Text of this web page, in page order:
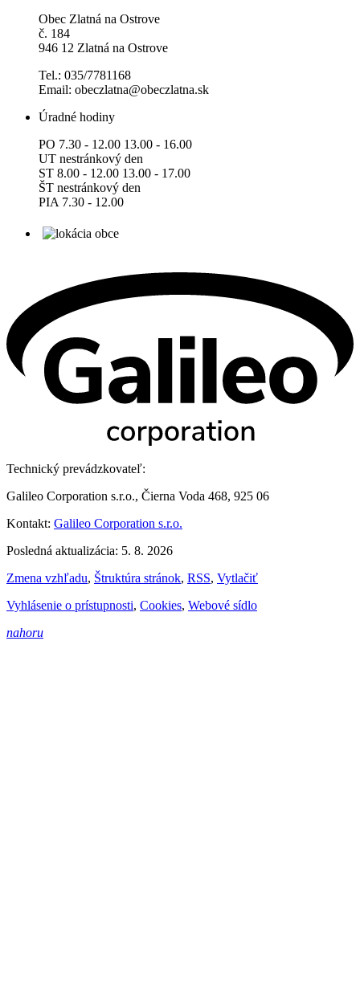
Obec Zlatná na Ostrove
č. 184
946 12 Zlatná na Ostrove
Tel.: 035/7781168
Email: obeczlatna@obeczlatna.sk
Úradné hodiny
PO 7.30 - 12.00 13.00 - 16.00
UT nestránkový den
ST 8.00 - 12.00 13.00 - 17.00
ŠT nestránkový den
PIA 7.30 - 12.00
Technický prevádzkovateľ:
Galileo Corporation s.r.o., Čierna Voda 468, 925 06
Kontakt: Galileo Corporation s.r.o.
Posledná aktualizácia: 5. 8. 2026
Zmena vzhľadu, Štruktúra stránok, RSS, Vytlačiť
Vyhlásenie o prístupnosti, Cookies, Webové sídlo
nahoru